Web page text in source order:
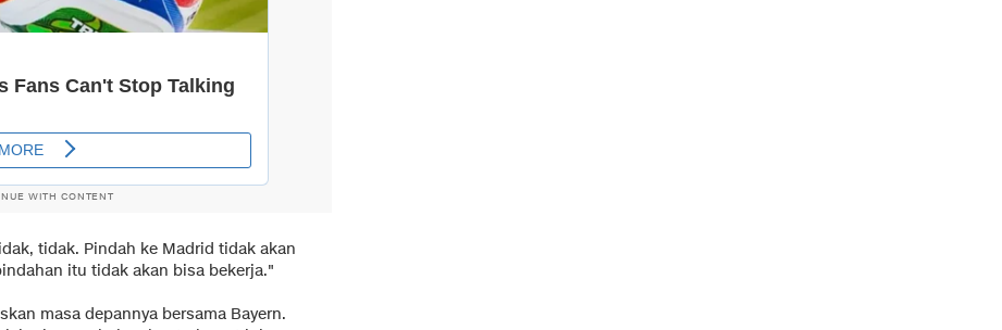
WITH CONTENT
tidak. Pindah ke Madrid tidak akan
itu tidak akan bisa bekerja."
masa depannya bersama Bayern.